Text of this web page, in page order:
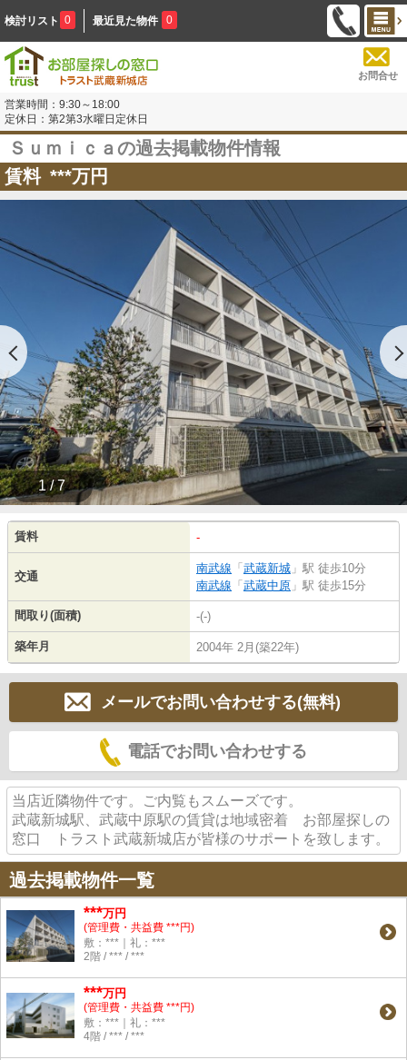
検討リスト 0 最近見た物件 0
お問合せ
営業時間：9:30～18:00
定休日：第2第3水曜日定休日
Ｓｕｍｉｃａの過去掲載物件情報
賃料 ***万円
1 / 7
賃料 -
交通
南武線 「 武蔵新城 」駅 徒歩10分
南武線 「 武蔵中原 」駅 徒歩15分
間取り(面積) -(-)
築年月 2004年 2月(築22年)
メールでお問い合わせする(無料)
電話でお問い合わせする
当店近隣物件です。ご内覧もスムーズです。
武蔵新城駅、武蔵中原駅の賃貸は地域密着 お部屋探しの
窓口 トラスト武蔵新城店が皆様のサポートを致します。
過去掲載物件一覧
***万円
(管理費・共益費 ***円)
敷：***｜礼：***
2階 / *** / ***
***万円
(管理費・共益費 ***円)
敷：***｜礼：***
4階 / *** / ***